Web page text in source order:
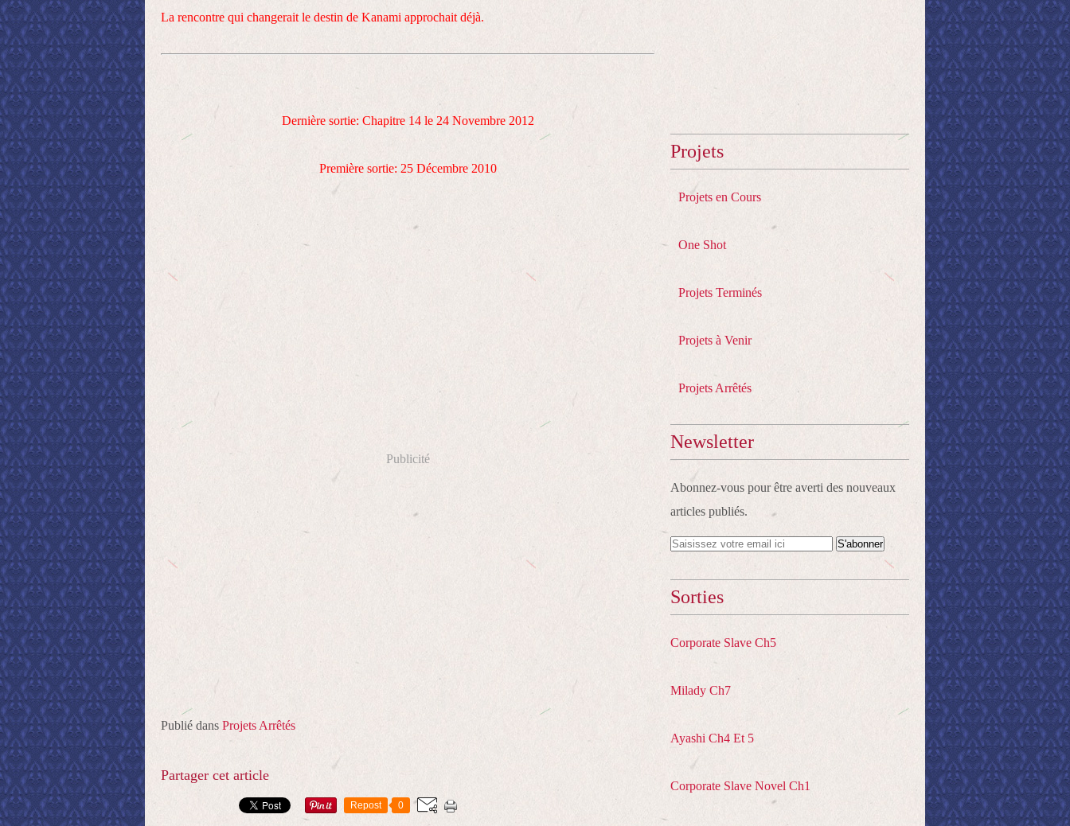
La rencontre qui changerait le destin de Kanami approchait déjà.
Dernière sortie: Chapitre 14 le 24 Novembre 2012
Première sortie: 25 Décembre 2010
Publicité
Publié dans Projets Arrêtés
Partager cet article
Repost 0
Projets
Projets en Cours
One Shot
Projets Terminés
Projets à Venir
Projets Arrêtés
Newsletter
Abonnez-vous pour être averti des nouveaux
articles publiés.
Sorties
Corporate Slave Ch5
Milady Ch7
Ayashi Ch4 Et 5
Corporate Slave Novel Ch1